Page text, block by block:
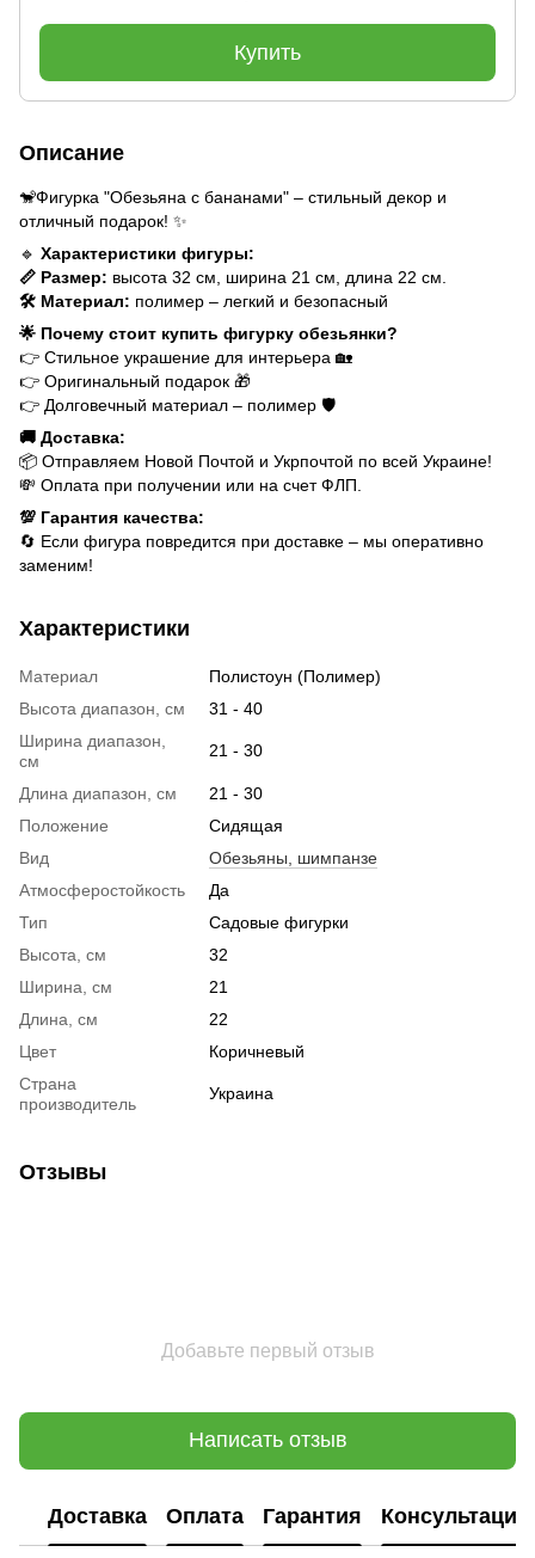
Купить
Описание
🐒Фигурка "Обезьяна с бананами" – стильный декор и
отличный подарок! ✨
🔹 Характеристики фигуры:
📏 Размер: высота 32 см, ширина 21 см, длина 22 см.
🛠️ Материал: полимер – легкий и безопасный
🌟 Почему стоит купить фигурку обезьянки?
👉 Стильное украшение для интерьера 🏡
👉 Оригинальный подарок 🎁
👉 Долговечный материал – полимер 🛡️
🚚 Доставка:
📦 Отправляем Новой Почтой и Укрпочтой по всей Украине!
💸 Оплата при получении или на счет ФЛП.
💯 Гарантия качества:
🔄 Если фигура повредится при доставке – мы оперативно
заменим!
Характеристики
Материал
Полистоун (Полимер)
Высота диапазон, см
31 - 40
Ширина диапазон,
см
21 - 30
Длина диапазон, см
21 - 30
Положение
Сидящая
Вид
Обезьяны, шимпанзе
Атмосферостойкость
Да
Тип
Садовые фигурки
Высота, см
32
Ширина, см
21
Длина, см
22
Цвет
Коричневый
Страна
производитель
Украина
Отзывы
Добавьте первый отзыв
Написать отзыв
Доставка Оплата Гарантия Консультация